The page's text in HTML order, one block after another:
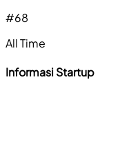
#68
All Time
Informasi Startup